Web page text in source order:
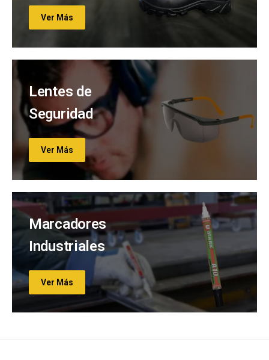
Ver Más
Lentes de
Seguridad
Ver Más
Marcadores
Industriales
Ver Más